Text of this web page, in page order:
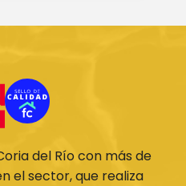
del Río con más de
el sector, que realiza